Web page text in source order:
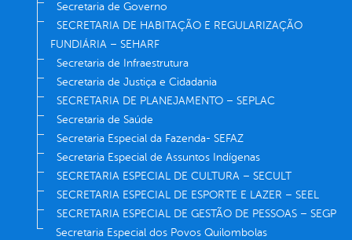
Secretaria de Governo
SECRETARIA DE HABITAÇÃO E REGULARIZAÇÃO
FUNDIÁRIA – SEHARF
Secretaria de Infraestrutura
Secretaria de Justiça e Cidadania
SECRETARIA DE PLANEJAMENTO – SEPLAC
Secretaria de Saúde
Secretaria Especial da Fazenda- SEFAZ
Secretaria Especial de Assuntos Indígenas
SECRETARIA ESPECIAL DE CULTURA – SECULT
SECRETARIA ESPECIAL DE ESPORTE E LAZER – SEEL
SECRETARIA ESPECIAL DE GESTÃO DE PESSOAS – SEGP
Secretaria Especial dos Povos Quilombolas